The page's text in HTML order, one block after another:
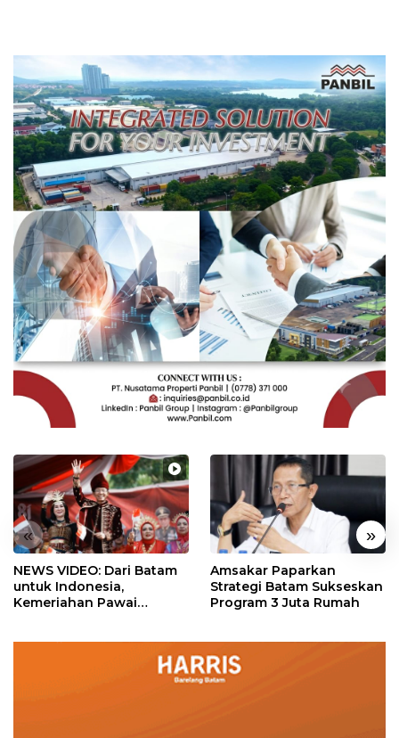
« »
NEWS VIDEO: Dari Batam
untuk Indonesia,
Kemeriahan Pawai
Amsakar Paparkan
Strategi Batam Sukseskan
Program 3 Juta Rumah